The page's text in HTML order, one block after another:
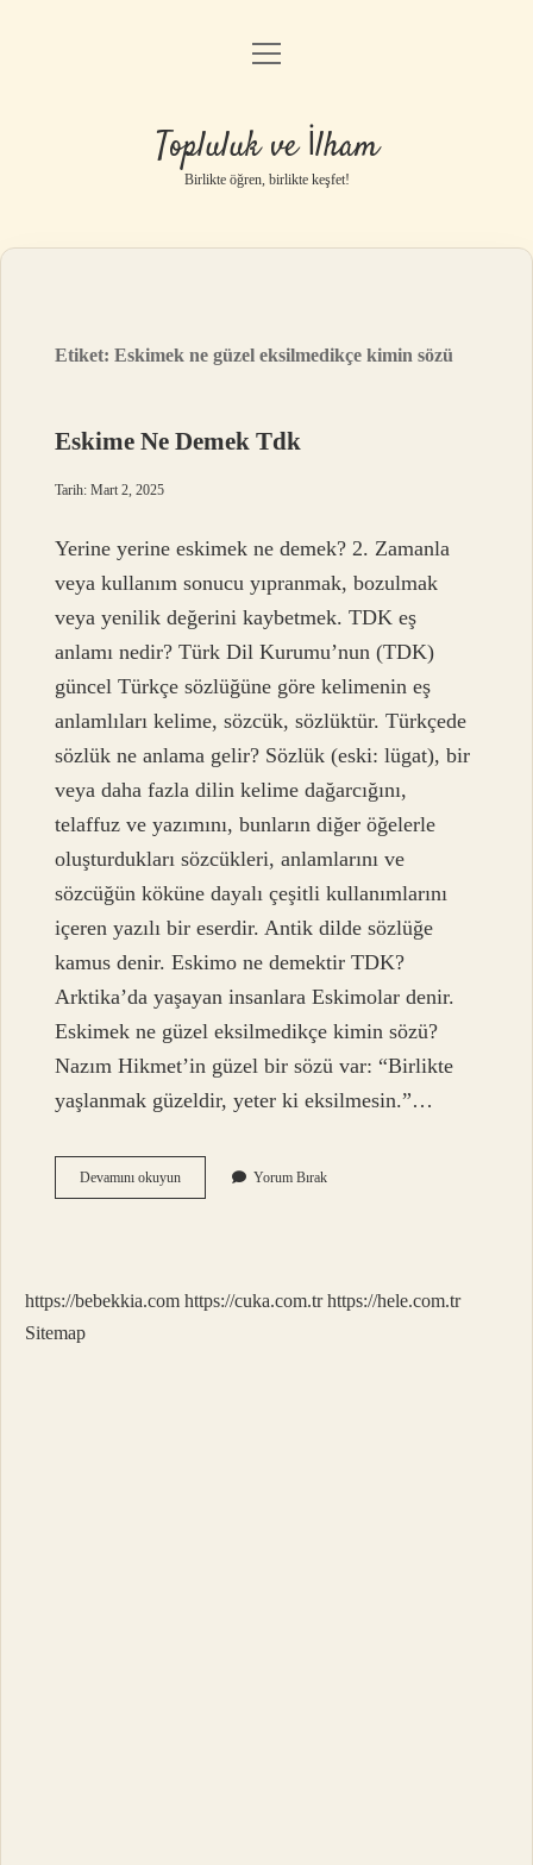
Anasayfa
Gizlilik Politikası
Yasal Uyarı
menüyü
Topluluk ve İlham
Birlikte öğren, birlikte keşfet!
Etiket:Eskimek ne güzel eksilmedikçe kimin sözü
Eskime Ne Demek Tdk
Tarih: Mart 2, 2025
Yerine yerine eskimek ne demek? 2. Zamanla
veya kullanım sonucu yıpranmak, bozulmak
veya yenilik değerini kaybetmek. TDK eş
anlamı nedir? Türk Dil Kurumu’nun (TDK)
güncel Türkçe sözlüğüne göre kelimenin eş
anlamlıları kelime, sözcük, sözlüktür. Türkçede
sözlük ne anlama gelir? Sözlük (eski: lügat), bir
veya daha fazla dilin kelime dağarcığını,
telaffuz ve yazımını, bunların diğer öğelerle
oluşturdukları sözcükleri, anlamlarını ve
sözcüğün köküne dayalı çeşitli kullanımlarını
içeren yazılı bir eserdir. Antik dilde sözlüğe
kamus denir. Eskimo ne demektir TDK?
Arktika’da yaşayan insanlara Eskimolar denir.
Eskimek ne güzel eksilmedikçe kimin sözü?
Nazım Hikmet’in güzel bir sözü var: “Birlikte
yaşlanmak güzeldir, yeter ki eksilmesin.”…
Devamını okuyunEskime
Ne
Yorum Bırak
https://bebekkia.com https://cuka.com.tr https://hele.com.tr
Sitemap